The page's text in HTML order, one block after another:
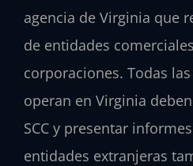
agencia de Virginia que
de entidades
corporaciones. Todas
operan en Virginia
SCC y presentar
entidades extranjeras